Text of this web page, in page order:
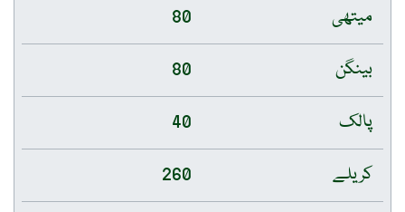
میتھی
80
بینگن
80
پالک
40
کریلے
260